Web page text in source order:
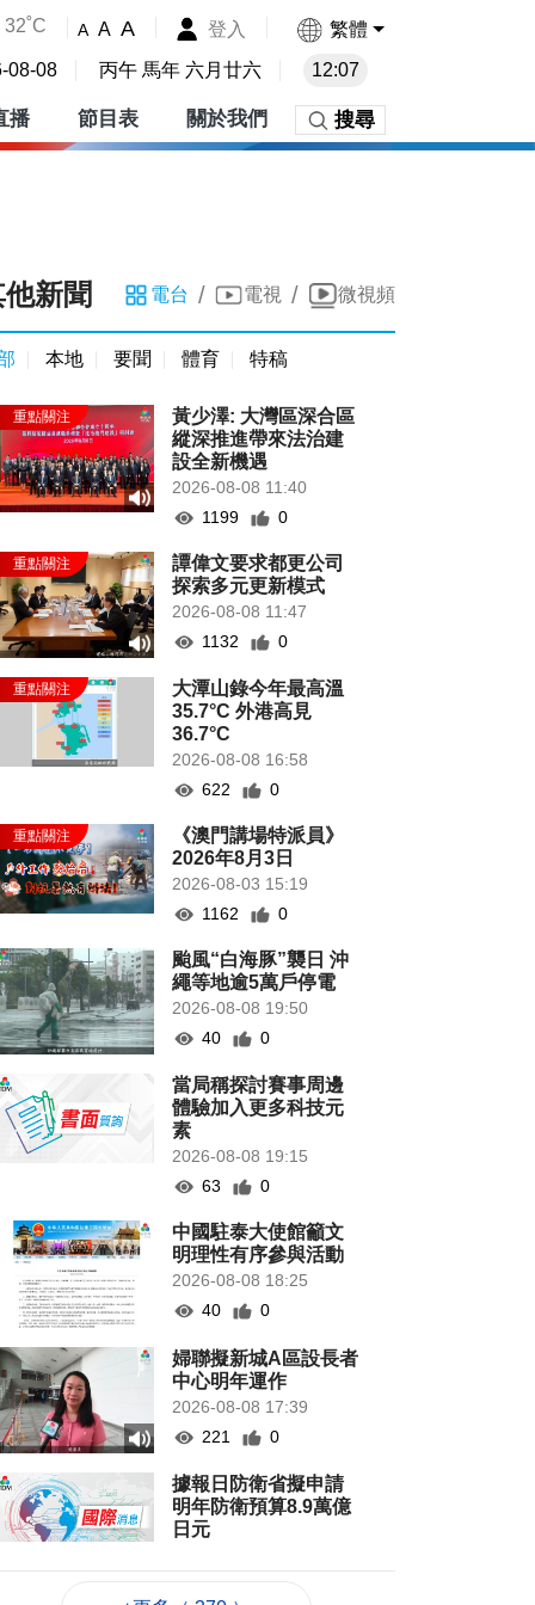
32˚C A A A 登入 繁體
08-08 丙午 馬年 六月廿六 12:07
播 節目表 關於我們 搜尋
新聞 電台 / 電視 / 微視頻
本地 要聞 體育 特稿
黃少澤: 大灣區深合區
縱深推進帶來法治建
設全新機遇
2026-08-08 11:40
1199
0
譚偉文要求都更公司
探索多元更新模式
2026-08-08 11:47
1132
0
大潭山錄今年最高溫
35.7°C 外港高見
36.7°C
2026-08-08 16:58
622
0
《澳門講場特派員》
2026年8月3日
2026-08-03 15:19
1162
0
颱風“白海豚”襲日 沖
繩等地逾5萬戶停電
2026-08-08 19:50
40
0
當局稱探討賽事周邊
體驗加入更多科技元
素
2026-08-08 19:15
63
0
中國駐泰大使館籲文
明理性有序參與活動
2026-08-08 18:25
40
0
婦聯擬新城A區設長者
中心明年運作
2026-08-08 17:39
221
0
據報日防衛省擬申請
明年防衛預算8.9萬億
日元